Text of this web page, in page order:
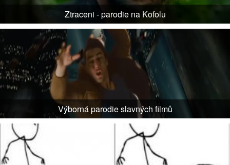
Ztraceni - parodie na Kofolu
Výborná parodie slavných filmů